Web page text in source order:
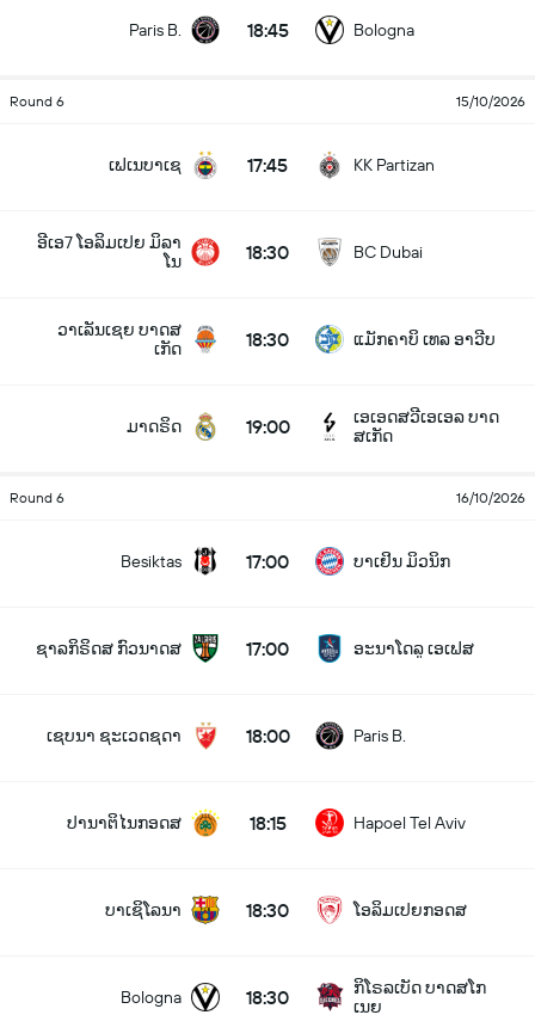
Paris B. 18:45 Bologna
Round 6 15/10/2026
ເຟເນບາເຊ 17:45 KK Partizan
ອີເອ7 ໂອລິມເປຍ ມິລາ
ໂນ
18:30 BC Dubai
ວາເລັນເຊຍ ບາດສ
ເກັດ
18:30 ແມັກຄາບິ ເທລ ອາວີບ
ມາດຣິດ 19:00
ເອເອດສວີເອເອລ ບາດ
ສເກັດ
Round 6 16/10/2026
Besiktas 17:00 ບາເຢິນ ມິວນິກ
ຊາລກິຣິດສ ກົວນາດສ 17:00 ອະນາໂດລູ ເອເຟສ
ເຊບນາ ຊະເວດຊດາ 18:00 Paris B.
ປານາຕິໄນກອດສ 18:15 Hapoel Tel Aviv
ບາເຊິໂລນາ 18:30 ໂອລິມເປຍກອດສ
Bologna 18:30
ກິໂຣລເບັດ ບາດສໂກ
ເນຍ